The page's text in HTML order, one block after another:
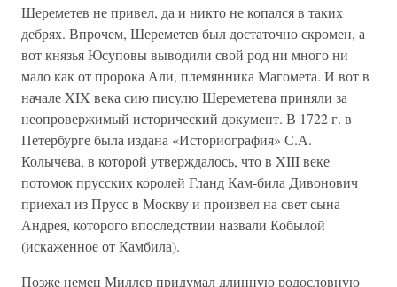
Шереметев не привел, да и никто не копался в таких
дебрях. Впрочем, Шереметев был достаточно скромен, а
вот князья Юсуповы выводили свой род ни много ни
мало как от пророка Али, племянника Магомета. И вот в
начале XIX века сию писулю Шереметева приняли за
неопровержимый исторический документ. В 1722 г. в
Петербурге была издана «Историография» С.А.
Колычева, в которой утверждалось, что в XIII веке
потомок прусских королей Гланд Кам-била Дивонович
приехал из Прусс в Москву и произвел на свет сына
Андрея, которого впоследствии назвали Кобылой
(искаженное от Камбила).
Позже немец Миллер придумал длинную родословную